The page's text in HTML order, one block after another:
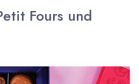
Fours und